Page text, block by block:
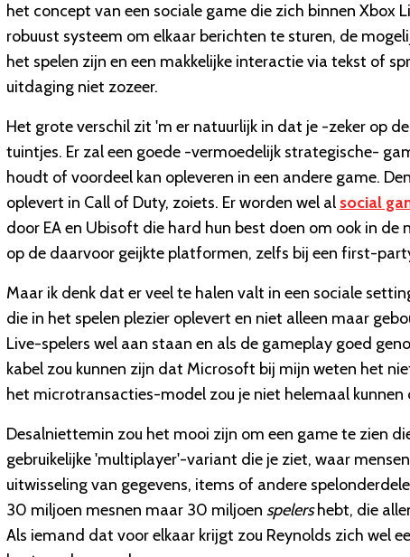
het concept van een sociale game die zich binnen Xbox
robuust systeem om elkaar berichten te sturen, de
het spelen zijn en een makkelijke interactie via tekst of
uitdaging niet zozeer.
Het grote verschil zit 'm er natuurlijk in dat je -zeker op
tuintjes. Er zal een goede -vermoedelijk strategische-
houdt of voordeel kan opleveren in een andere game.
oplevert in Call of Duty, zoiets. Er worden wel al social
door EA en Ubisoft die hard hun best doen om ook in
op de daarvoor geijkte platformen, zelfs bij een first-
Maar ik denk dat er veel te halen valt in een sociale
die in het spelen plezier oplevert en niet alleen maar
Live-spelers wel aan staan en als de gameplay goed
kabel zou kunnen zijn dat Microsoft bij mijn weten het
het microtransacties-model zou je niet helemaal kunnen
Desalniettemin zou het mooi zijn om een game te zien
gebruikelijke 'multiplayer'-variant die je ziet, waar
uitwisseling van gegevens, items of andere
30 miljoen mesnen maar 30 miljoen spelershebt, die
Als iemand dat voor elkaar krijgt zou Reynolds zich wel